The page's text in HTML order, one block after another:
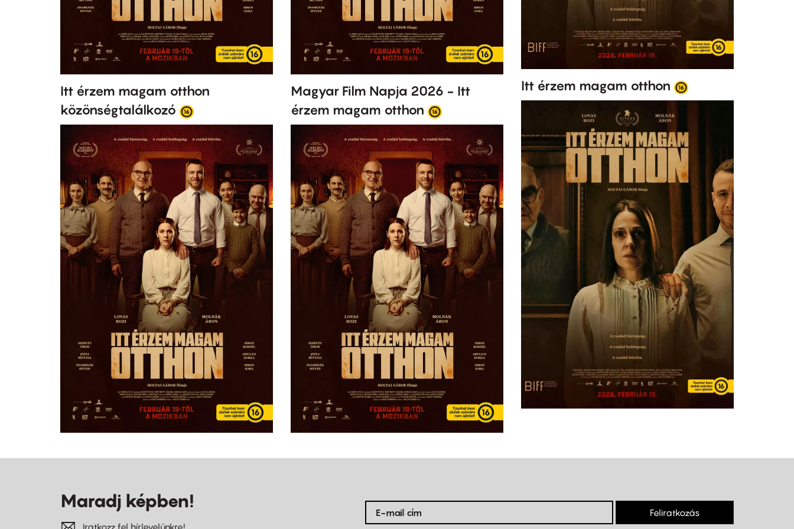
Itt érzem magam otthon
közönségtalálkozó
Magyar Film Napja 2026 - Itt
érzem magam otthon
Itt érzem magam otthon
Maradj képben!
Iratkozz fel hírlevelünkre!
Feliratkozás